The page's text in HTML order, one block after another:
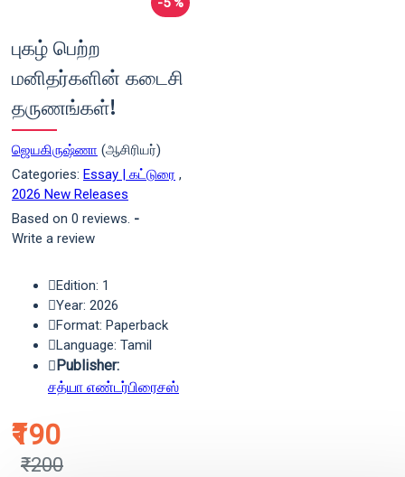
புகழ் பெற்ற
மனிதர்களின் கடைசி
தருணங்கள்!
ஜெயகிருஷ்ணா (ஆசிரியர்)
Categories: Essay | கட்டுரை ,
2026 New Releases
Based on 0 reviews. -
Write a review
₹190
₹200
Edition: 1
Year: 2026
Format: Paperback
Language: Tamil
Publisher:
சத்யா எண்டர்பிரைசஸ்